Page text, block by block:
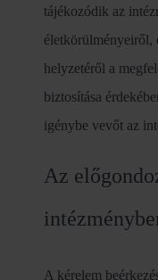
tájékozódik az
életkörülményeiről,
helyzetéről a
biztosítása
igénybe vevőt az
Az
A kérelem